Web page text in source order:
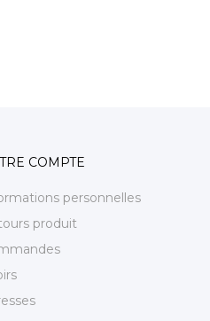
COMPTE
personnelles
produit